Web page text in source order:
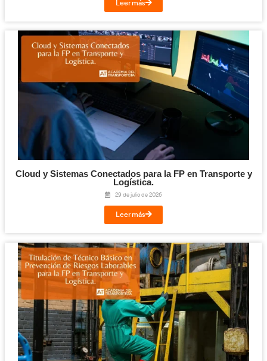
Muy demandada por aseguradoras, flotas y empresas de
Las compañías buscan reducir siniestros y mejorar la
donde el Profesor de Autoescuela aporta un gran valor.
Perspectivas salariales y estabilidad laboral
24.000 – 30.000 €
: salario base
35.000 – 42.000 €: con especializaciones
Hasta 45.000 € : función directiva + experiencia
Contratos estables.
Posibilidad de emprender.
Horarios compatibles.
Sector en crecimiento.